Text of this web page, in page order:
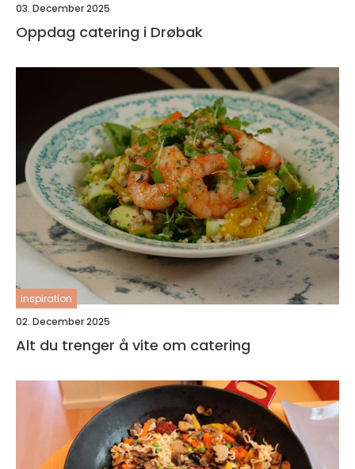
03. December 2025
Oppdag catering i Drøbak
inspiration
02. December 2025
Alt du trenger å vite om catering